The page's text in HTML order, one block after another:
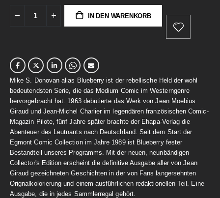
IN DEN WARENKORB
Mike S. Donovan alias Blueberry ist der rebellische Held der wohl
bedeutendsten Serie, die das Medium Comic im Westerngenre
hervorgebracht hat. 1963 debütierte das Werk von Jean Moebius
Giraud und Jean-Michel Charlier im legendären französischen Comic-
Magazin Pilote, fünf Jahre später brachte der Ehapa-Verlag die
Abenteuer des Leutnants nach Deutschland. Seit dem Start der
Egmont Comic Collection im Jahre 1989 ist Blueberry fester
Bestandteil unseres Programms. Mit der neuen, neunbändigen
Collector's Edition erscheint die definitive Ausgabe aller von Jean
Giraud gezeichneten Geschichten in der von Fans langersehnten
Orignalkolorierung und einem ausführlichen redaktionellen Teil. Eine
Ausgabe, die in jedes Sammlerregal gehört.